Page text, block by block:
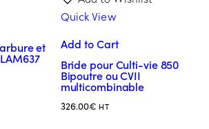
et
Quick View
Add to Cart
Bride pour Culti-vie 850
Bipoutre ou CVII
multicombinable
326.00€ HT